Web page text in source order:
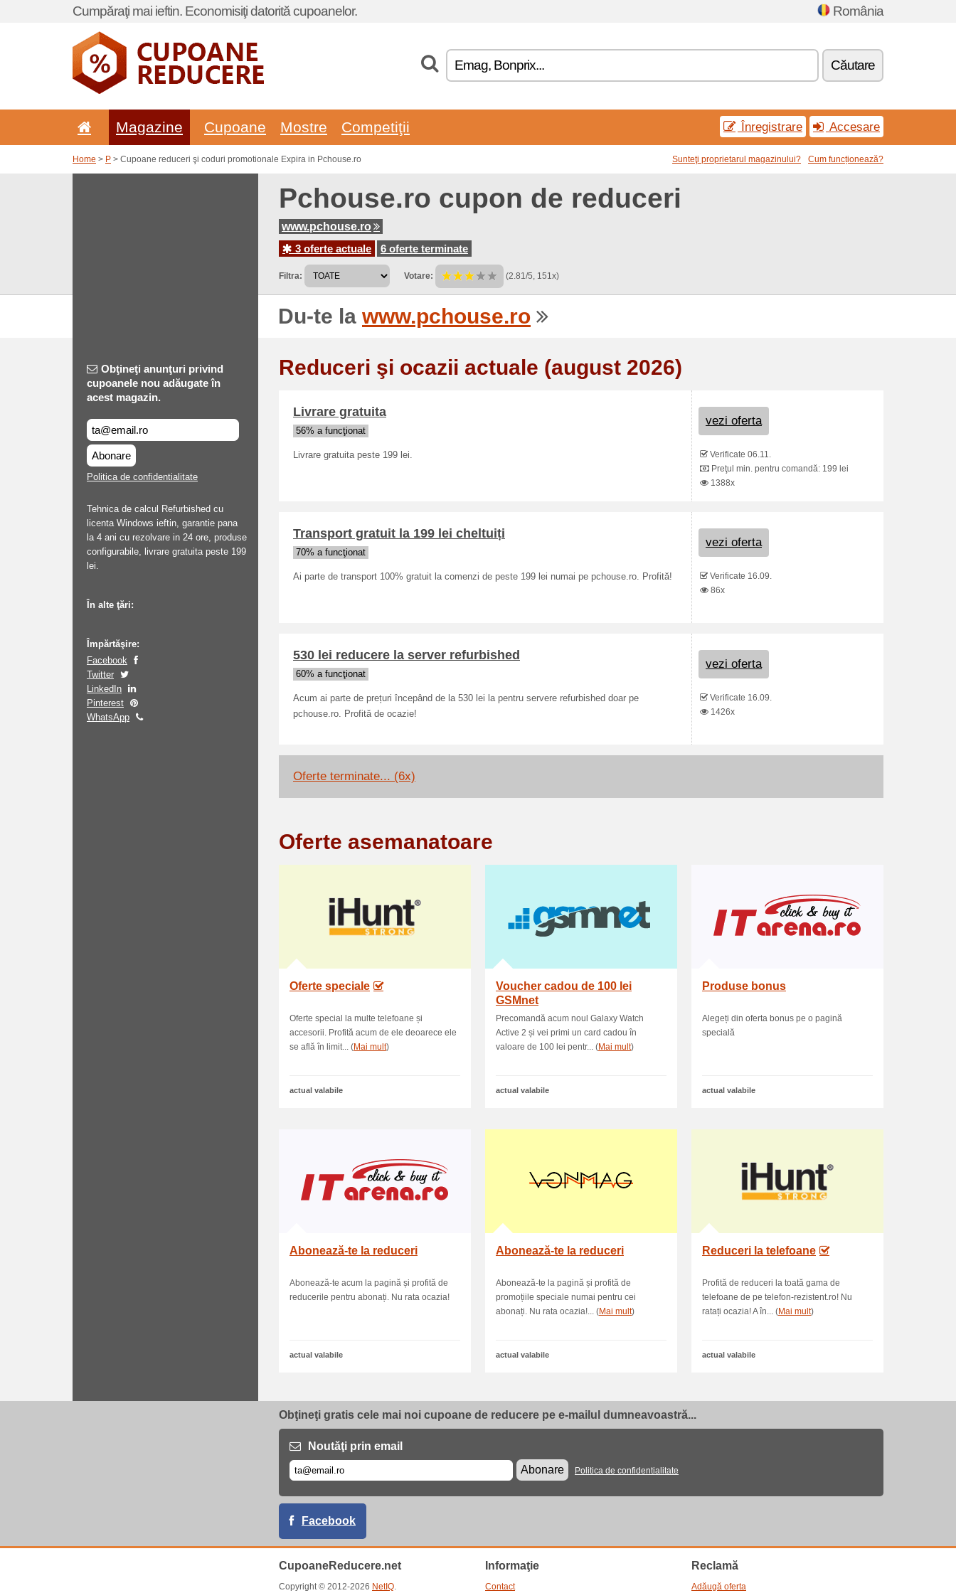
Cumpăraţi mai ieftin. Economisiţi datorită cupoanelor. România
Căutare
Magazine Cupoane Mostre Competiţii Înregistrare Accesare
Home > P > Cupoane reduceri şi coduri promotionale Expira in Pchouse.ro Sunteţi proprietarul magazinului? Cum funcționează?
Pchouse.ro cupon de reduceri
www.pchouse.ro
3 oferte actuale
6 oferte terminate
Filtra: Votare: (2.81/5, 151x)
Du-te la www.pchouse.ro
Obţineţi anunţuri privind
cupoanele nou adăugate în
acest magazin.
Abonare
Politica de confidentialitate
Tehnica de calcul Refurbished cu
licenta Windows ieftin, garantie pana
la 4 ani cu rezolvare in 24 ore, produse
configurabile, livrare gratuita peste 199
lei.
În alte ţări:
Împărtăşire:
Facebook
Twitter
LinkedIn
Pinterest
WhatsApp
Reduceri şi ocazii actuale (august 2026)
Livrare gratuita
56% a funcţionat
Livrare gratuita peste 199 lei.
vezi oferta
Verificate 06.11.
Preţul min. pentru comandă: 199 lei
1388x
Transport gratuit la 199 lei cheltuiți
70% a funcţionat
Ai parte de transport 100% gratuit la comenzi de peste 199 lei numai pe pchouse.ro. Profită!
vezi oferta
Verificate 16.09.
86x
530 lei reducere la server refurbished
60% a funcţionat
Acum ai parte de prețuri începând de la 530 lei la pentru servere refurbished doar pe
pchouse.ro. Profită de ocazie!
vezi oferta
Verificate 16.09.
1426x
Oferte terminate... (6x)
Oferte asemanatoare
Oferte speciale
Oferte special la multe telefoane și
accesorii. Profită acum de ele deoarece ele
se află în limit... (Mai mult)
actual valabile
Voucher cadou de 100 lei
GSMnet
Precomandă acum noul Galaxy Watch
Active 2 și vei primi un card cadou în
valoare de 100 lei pentr... (Mai mult)
actual valabile
Produse bonus
Alegeți din oferta bonus pe o pagină
specială
actual valabile
Abonează-te la reduceri
Abonează-te acum la pagină și profită de
reducerile pentru abonați. Nu rata ocazia!
actual valabile
Abonează-te la reduceri
Abonează-te la pagină și profită de
promoțiile speciale numai pentru cei
abonați. Nu rata ocazia!... (Mai mult)
actual valabile
Reduceri la telefoane
Profită de reduceri la toată gama de
telefoane de pe telefon-rezistent.ro! Nu
ratați ocazia! A în... (Mai mult)
actual valabile
Obţineţi gratis cele mai noi cupoane de reducere pe e-mailul dumneavoastră...
Noutăţi prin email
Abonare
Politica de confidentialitate
Facebook
CupoaneReducere.net
Copyright © 2012-2026 NetIQ.
Informaţie
Contact
Reclamă
Adăugă oferta